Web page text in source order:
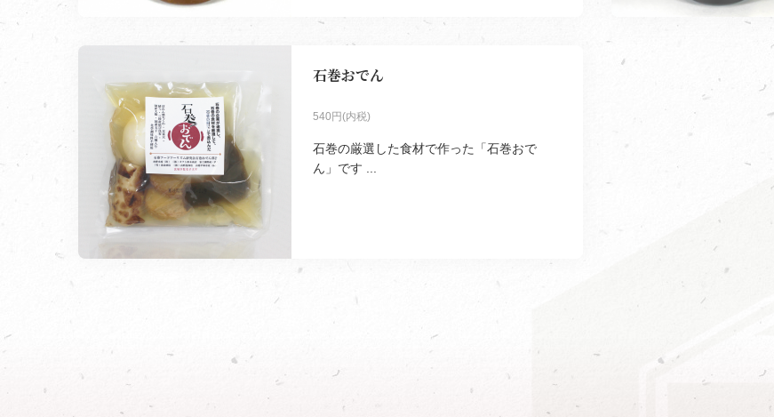
石巻おでん
540円(内税)
石巻の厳選した食材で作った「石巻おで
ん」です ...